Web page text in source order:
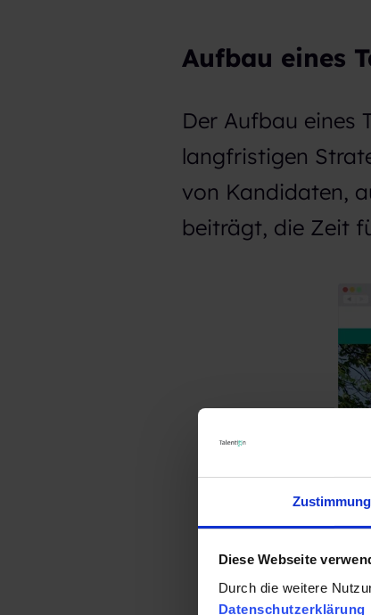
Zustimmung
Diese Webseite
Durch die weitere
Datenschutzerklärung
Aufbau eines
Der Aufbau eines
langfristigen
von Kandidaten,
beiträgt, die Zeit